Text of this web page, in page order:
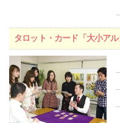
タロット・カード「大小ア